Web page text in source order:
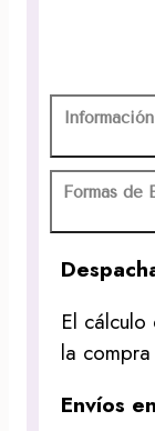
Formas de
El
la
Envíos